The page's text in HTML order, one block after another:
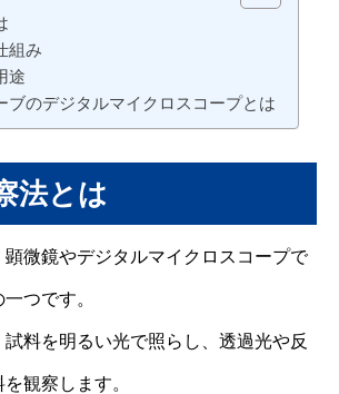
組み
途
ブのデジタルマイクロスコープとは
法とは
顕微鏡やデジタルマイクロスコープで
つです。
料を明るい光で照らし、透過光や反
観察します。